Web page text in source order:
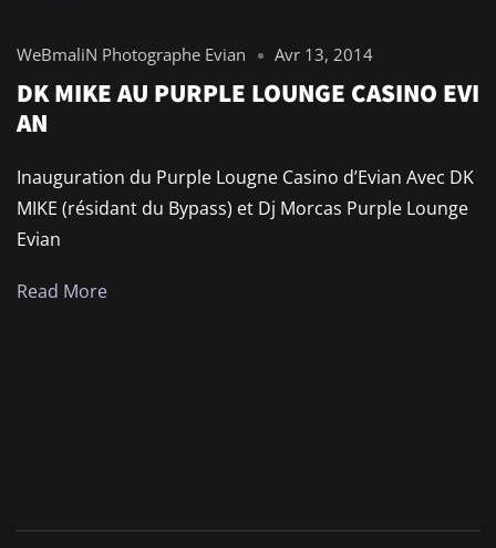
WeBmaliN Photographe Evian Avr 13, 2014
DK MIKE AU PURPLE LOUNGE CASINO EVI
AN
Inauguration du Purple Lougne Casino d’Evian Avec DK
MIKE (résidant du Bypass) et Dj Morcas Purple Lounge
Evian
Read More